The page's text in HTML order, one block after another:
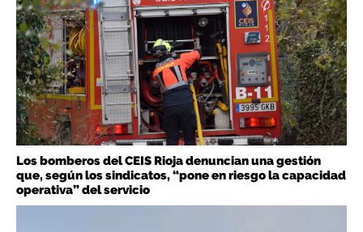
Los bomberos del CEIS Rioja denuncian una gestión
que, según los sindicatos, “pone en riesgo la capacidad
operativa” del servicio